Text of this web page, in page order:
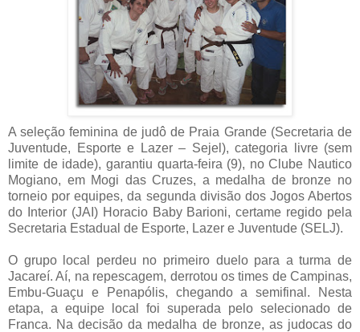
A seleção feminina de judô de Praia Grande (Secretaria de
Juventude, Esporte e Lazer – Sejel), categoria livre (sem
limite de idade), garantiu quarta-feira (9), no Clube Nautico
Mogiano, em Mogi das Cruzes, a medalha de bronze no
torneio por equipes, da segunda divisão dos Jogos Abertos
do Interior (JAI) Horacio Baby Barioni, certame regido pela
Secretaria Estadual de Esporte, Lazer e Juventude (SELJ).
O grupo local perdeu no primeiro duelo para a turma de
Jacareí. Aí, na repescagem, derrotou os times de Campinas,
Embu-Guaçu e Penapólis, chegando a semifinal. Nesta
etapa, a equipe local foi superada pelo selecionado de
Franca. Na decisão da medalha de bronze, as judocas do